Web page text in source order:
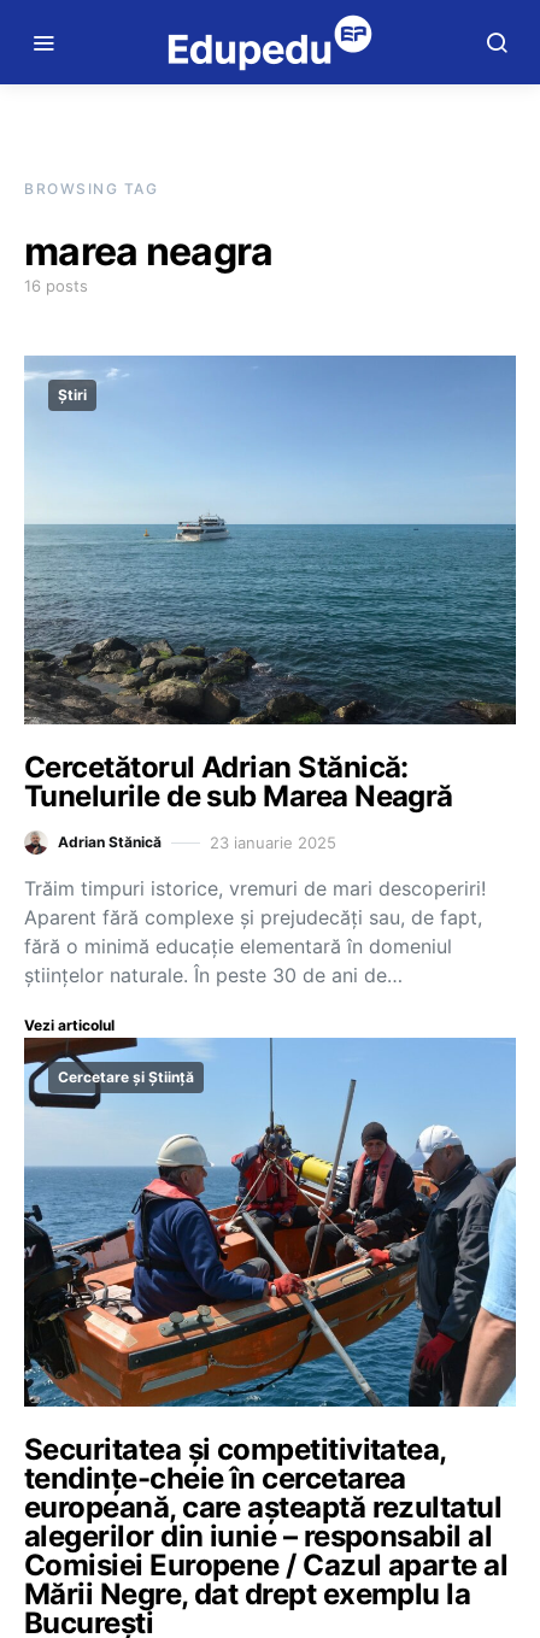
BROWSING TAG
marea neagra
16 posts
Știri
Cercetătorul Adrian Stănică:
Tunelurile de sub Marea Neagră
Adrian Stănică 23 ianuarie 2025
Trăim timpuri istorice, vremuri de mari descoperiri!
Aparent fără complexe și prejudecăți sau, de fapt,
fără o minimă educație elementară în domeniul
științelor naturale. În peste 30 de ani de…
Vezi articolul
Cercetare și Știință
Securitatea și competitivitatea,
tendințe-cheie în cercetarea
europeană, care așteaptă rezultatul
alegerilor din iunie – responsabil al
Comisiei Europene / Cazul aparte al
Mării Negre, dat drept exemplu la
București